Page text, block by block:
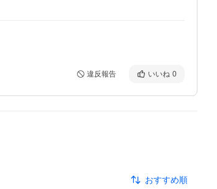
違反報告 いいね 0
おすすめ順